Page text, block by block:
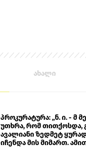
ახალი
პროკურატურა: „ნ. ი. - მ
უთხრა, რომ თითქოსდა,
ავალიანი ზედმეტ
იჩენდა მის მიმართ.